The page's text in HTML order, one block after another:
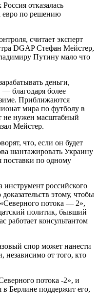
отказалась
евро по решению
считает эксперт
DGAP Стефан Мейстер,
Путину мало что
деньги,
благодаря более
Приближаются
мира по футболу в
не нужен масштабный
Мейстер.
что, если он будет
шантажировать Украину
поставки по одному
российского
этому, чтобы
потока — 2»,
политик, бывший
работает консультантом
спор может нанести
независимо от того, кто
потока -2», и
в Берлине поддержит его,